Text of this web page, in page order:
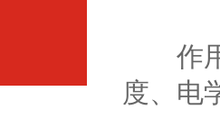
作用
度、电